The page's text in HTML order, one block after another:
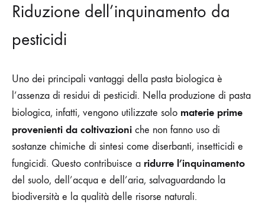
Riduzione dell’inquinamento da
pesticidi
Uno dei principali vantaggi della pasta biologica è
l’assenza di residui di pesticidi. Nella produzione di pasta
biologica, infatti, vengono utilizzate solo materie prime
provenienti da coltivazioni che non fanno uso di
sostanze chimiche di sintesi come diserbanti, insetticidi e
fungicidi. Questo contribuisce a ridurre l’inquinamento
del suolo, dell’acqua e dell’aria, salvaguardando la
biodiversità e la qualità delle risorse naturali.